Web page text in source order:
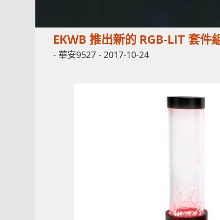
EKWB 推出新的 RGB-LIT 套件
- 華安9527 - 2017-10-24